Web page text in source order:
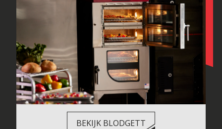
BEKIJK BLODGETT